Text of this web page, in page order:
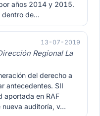
años 2014 y 2015.
dentro de…
13-07-2019
Regional La
del derecho a
antecedentes. SII
aportada en RAF
nueva auditoría, v…